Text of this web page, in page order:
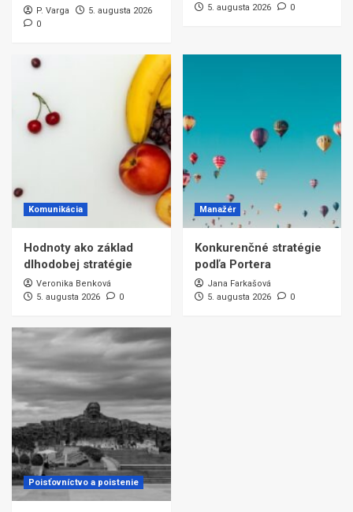
P. Varga
5. augusta 2026
0
5. augusta 2026
0
Komunikácia
Hodnoty ako základ
dlhodobej stratégie
Veronika Benková
5. augusta 2026
0
Manažér
Konkurenčné stratégie
podľa Portera
Jana Farkašová
5. augusta 2026
0
Poisťovníctvo a poistenie